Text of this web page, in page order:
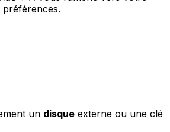
un disque externe ou une clé